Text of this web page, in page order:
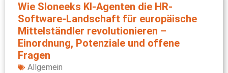
Wie Sloneeks KI-Agenten die HR-
Software-Landschaft für europäische
Mittelständler revolutionieren –
Einordnung, Potenziale und offene
Fragen
Allgemein